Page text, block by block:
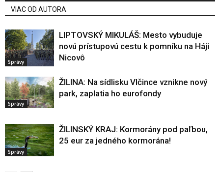
VIAC OD AUTORA
Správy
LIPTOVSKÝ MIKULÁŠ: Mesto vybuduje
novú prístupovú cestu k pomníku na Háji
Nicovô
Správy
ŽILINA: Na sídlisku Vlčince vznikne nový
park, zaplatia ho eurofondy
Správy
ŽILINSKÝ KRAJ: Kormorány pod paľbou,
25 eur za jedného kormorána!